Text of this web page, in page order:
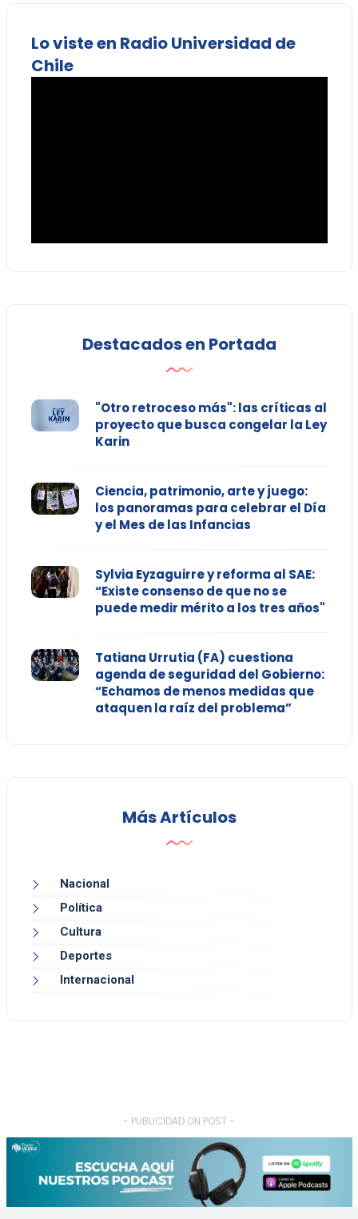
Lo viste en Radio Universidad de
Chile
Destacados en Portada
"Otro retroceso más": las críticas al
proyecto que busca congelar la Ley
Karin
Ciencia, patrimonio, arte y juego:
los panoramas para celebrar el Día
y el Mes de las Infancias
Sylvia Eyzaguirre y reforma al SAE:
“Existe consenso de que no se
puede medir mérito a los tres años"
Tatiana Urrutia (FA) cuestiona
agenda de seguridad del Gobierno:
“Echamos de menos medidas que
ataquen la raíz del problema”
Más Artículos
Nacional
Política
Cultura
Deportes
Internacional
- PUBLICIDAD ON POST -